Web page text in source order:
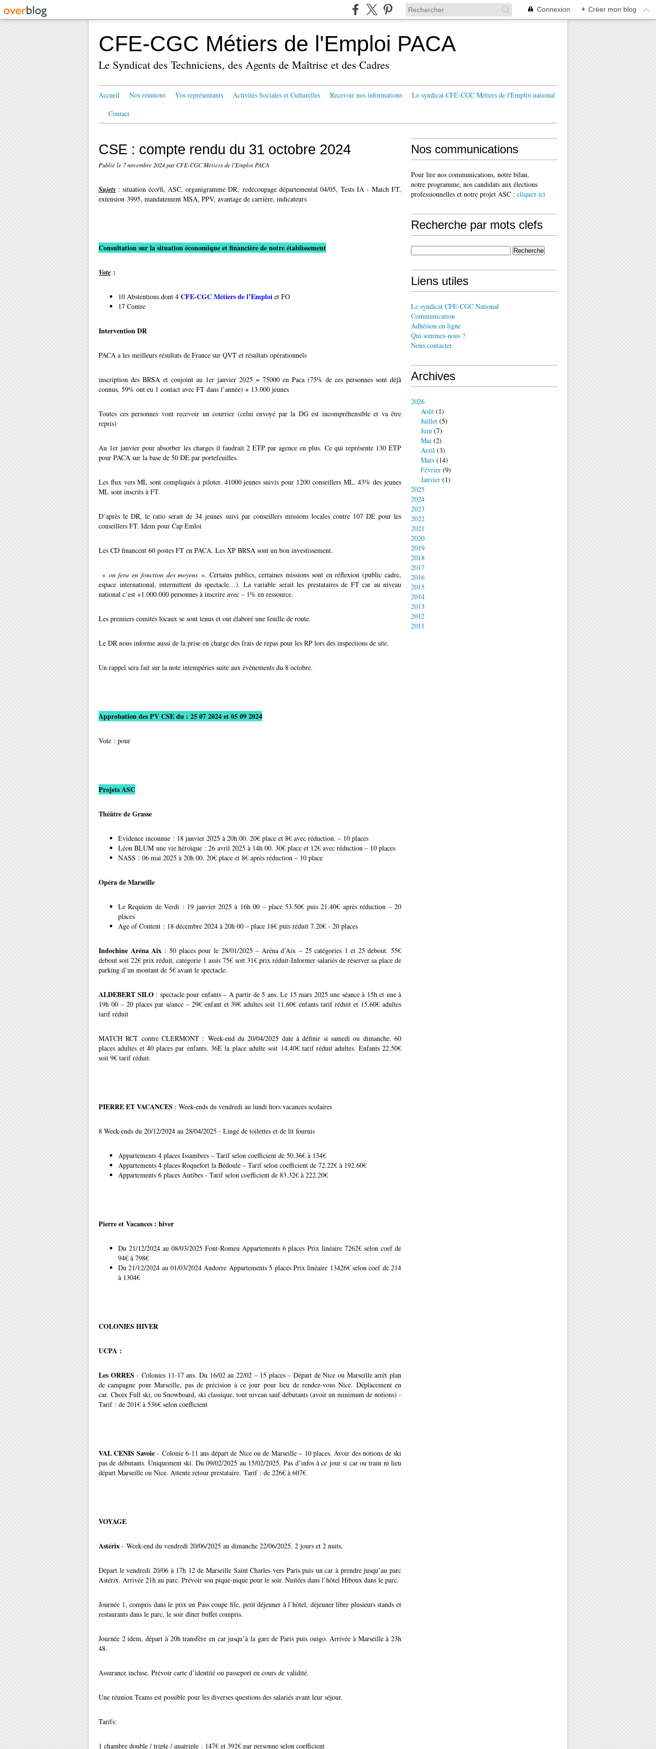
Connexion + Créer mon blog
CFE-CGC Métiers de l'Emploi PACA
Le Syndicat des Techniciens, des Agents de Maîtrise et des Cadres
Accueil Nos réunions Vos représentants Activités Sociales et Culturelles Recevoir nos informations
Le syndicat CFE-CGC Métiers de l'Emploi national
Contact
CSE : compte rendu du 31 octobre 2024
Publié le 7 novembre 2024par CFE-CGC Métiers de l'Emploi PACA
Sujets : situation éco/fi, ASC, organigramme DR, redécoupage départemental 04/05, Tests IA - Match FT,
extension 3995, mandatement MSA, PPV, avantage de carrière, indicateurs
Consultation sur la situation économique et financière de notre établissement
Vote :
10 Abstentions dont 4 CFE-CGC Métiers de l’Emploi et FO
17 Contre
Intervention DR
PACA a les meilleurs résultats de France sur QVT et résultats opérationnels
inscription des BRSA et conjoint au 1er janvier 2025 = 75000 en Paca (75% de ces personnes sont déjà
connus, 59% ont eu 1 contact avec FT dans l’année) + 13.000 jeunes
Toutes ces personnes vont recevoir un courrier (celui envoyé par la DG est incompréhensible et va être
repris)
Au 1er janvier pour absorber les charges il faudrait 2 ETP par agence en plus. Ce qui représente 130 ETP
pour PACA sur la base de 50 DE par portefeuilles.
Les flux vers ML sont compliqués à piloter. 41000 jeunes suivis pour 1200 conseillers ML. 43% des jeunes
ML sont inscrits à FT.
D’après le DR, le ratio serait de 34 jeunes suivi par conseillers missions locales contre 107 DE pour les
conseillers FT. Idem pour Cap Emloi
Les CD financent 60 postes FT en PACA. Les XP BRSA sont un bon investissement.
« on fera en fonction des moyens ». Certains publics, certaines missions sont en réflexion (public cadre,
espace international, intermittent du spectacle…). La variable serait les prestataires de FT car au niveau
national c’est +1.000.000 personnes à inscrire avec – 1% en ressource.
Les premiers comités locaux se sont tenus et ont élaboré une feuille de route.
Le DR nous informe aussi de la prise en charge des frais de repas pour les RP lors des inspections de site.
Un rappel sera fait sur la note intempéries suite aux évènements du 8 octobre.
Approbation des PV CSE du : 25 07 2024 et 05 09 2024
Vote : pour
Projets ASC
Théâtre de Grasse
Evidence inconnue : 18 janvier 2025 à 20h 00. 20€ place et 8€ avec réduction. – 10 places
Léon BLUM une vie héroïque : 26 avril 2025 à 14h 00. 30€ place et 12€ avec réduction – 10 places
NASS : 06 mai 2025 à 20h 00. 20€ place et 8€ après réduction – 10 place
Opéra de Marseille
Le Requiem de Verdi : 19 janvier 2025 à 16h 00 – place 53.50€ puis 21.40€ après réduction – 20
places
Age of Content : 18 décembre 2024 à 20h 00 – place 18€ puis réduit 7.20€ - 20 places
Indochine Aréna Aix : 50 places pour le 28/01/2025 – Aréna d’Aix – 25 catégories 1 et 25 debout. 55€
debout soit 22€ prix réduit, catégorie 1 assis 75€ soit 31€ prix réduit-Informer salariés de réserver sa place de
parking d’un montant de 5€ avant le spectacle.
ALDEBERT SILO : spectacle pour enfants – A partir de 5 ans. Le 15 mars 2025 une séance à 15h et une à
19h 00 – 20 places par séance – 29€ enfant et 39€ adultes soit 11.60€ enfants tarif réduit et 15.60€ adultes
tarif réduit
MATCH RCT contre CLERMONT : Week-end du 20/04/2025 date à définir si samedi ou dimanche. 60
places adultes et 40 places par enfants. 36E la place adulte soit 14.40€ tarif réduit adultes. Enfants 22.50€
soit 9€ tarif réduit.
PIERRE ET VACANCES : Week-ends du vendredi au lundi hors vacances scolaires
8 Week-ends du 20/12/2024 au 28/04/2025 - Linge de toilettes et de lit fournis
Appartements 4 places Issambres – Tarif selon coefficient de 50.36€ à 134€
Appartements 4 places Roquefort la Bédoule – Tarif selon coefficient de 72.22€ à 192.60€
Appartements 6 places Antibes - Tarif selon coefficient de 83.32€ à 222.20€
Pierre et Vacances : hiver
Du 21/12/2024 au 08/03/2025 Font-Romeu Appartements 6 places Prix linéaire 7262€ selon coef de
94€ à 798€
Du 21/12/2024 au 01/03/2024 Andorre Appartements 5 places Prix linéaire 13426€ selon coef de 214
à 1304€
COLONIES HIVER
UCPA :
Les ORRES - Colonies 11-17 ans. Du 16/02 au 22/02 – 15 places – Départ de Nice ou Marseille arrêt plan
de campagne pour Marseille, pas de précision à ce jour pour lieu de rendez-vous Nice. Déplacement en
car. Choix Full ski, ou Snowboard, ski classique, tout niveau sauf débutants (avoir un minimum de notions) -
Tarif : de 201€ à 536€ selon coefficient
VAL CENIS Savoie- Colonie 6-11 ans départ de Nice ou de Marseille – 10 places. Avoir des notions de ski
pas de débutants. Uniquement ski. Du 09/02/2025 au 15/02/2025. Pas d’infos à ce jour si car ou train ni lieu
départ Marseille ou Nice. Attente retour prestataire. Tarif : de 226€ à 607€
VOYAGE
Astérix - Week-end du vendredi 20/06/2025 au dimanche 22/06/2025. 2 jours et 2 nuits.
Départ le vendredi 20/06 à 17h 12 de Marseille Saint Charles vers Paris puis un car à prendre jusqu’au parc
Astérix. Arrivée 21h au parc. Prévoir son pique-nique pour le soir. Nuitées dans l’hôtel Hiboux dans le parc.
Journée 1, compris dans le prix un Pass coupe file, petit déjeuner à l’hôtel, déjeuner libre plusieurs stands et
restaurants dans le parc, le soir dîner buffet compris.
Journée 2 idem, départ à 20h transfère en car jusqu’à la gare de Paris puis ouigo. Arrivée à Marseille à 23h
48.
Assurance incluse. Prévoir carte d’identité ou passeport en cours de validité.
Une réunion Teams est possible pour les diverses questions des salariés avant leur séjour.
Tarifs:
1 chambre double / triple / quatriple : 147€ et 392€ par personne selon coefficient
Nos communications
Pour lire nos communications, notre bilan,
notre programme, nos candidats aux élections
professionnelles et notre projet ASC : cliquez ici
Recherche par mots clefs
Liens utiles
Le syndicat CFE-CGC National
Communication
Adhésion en ligne
Qui sommes-nous ?
Nous contacter
Archives
2026
Août (1)
Juillet (5)
Juin (7)
Mai (2)
Avril (3)
Mars (14)
Février (9)
Janvier (1)
2025
2024
2023
2022
2021
2020
2019
2018
2017
2016
2015
2014
2013
2012
2011